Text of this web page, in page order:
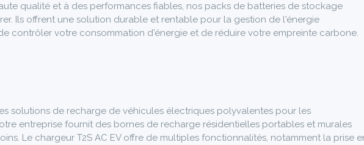
qualité et à des performances fiables, nos packs de batteries de stockage
Ils offrent une solution durable et rentable pour la gestion de l'énergie
contrôler votre consommation d'énergie et de réduire votre empreinte carbone.
solutions de recharge de véhicules électriques polyvalentes pour les
entreprise fournit des bornes de recharge résidentielles portables et murales
Le chargeur T2S AC EV offre de multiples fonctionnalités, notamment la prise